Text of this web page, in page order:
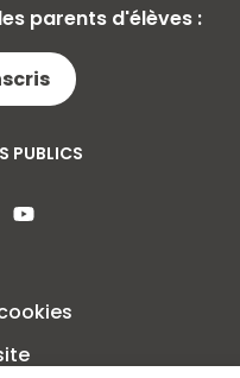
parents d'élèves :
PUBLICS
le compte Facebook
vers le compte
Lien vers la chaîne